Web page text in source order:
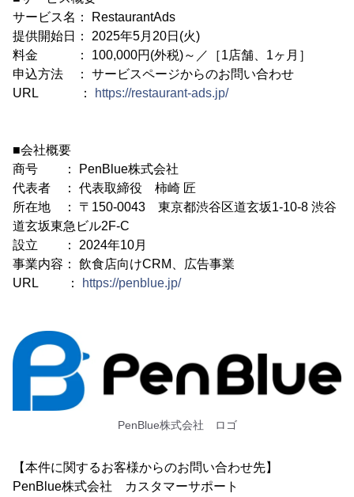
サービス名： RestaurantAds
提供開始日： 2025年5月20日(火)
料金 ： 100,000円(外税)～／［1店舗、1ヶ月］
申込方法 ： サービスページからのお問い合わせ
URL ：
https://restaurant-ads.jp/
■会社概要
商号 ： PenBlue株式会社
代表者 ： 代表取締役 柿崎 匠
所在地 ： 〒150-0043 東京都渋谷区道玄坂1-10-8 渋谷
道玄坂東急ビル2F-C
設立 ： 2024年10月
事業内容： 飲食店向けCRM、広告事業
URL ：
https://penblue.jp/
PenBlue株式会社 ロゴ
【本件に関するお客様からのお問い合わせ先】
PenBlue株式会社 カスタマーサポート